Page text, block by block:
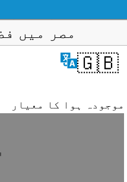
مصر میں
🇬🇧
موجودہ ہوا کا معیار